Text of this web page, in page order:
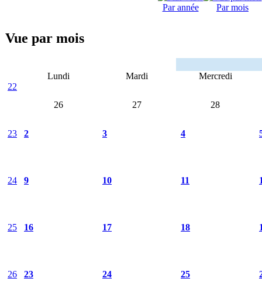
Par année Par mois
Vue par mois
Lundi Mardi
Mercredi
22
26
27 28
23 2 3 4
24 9 10 11
25 16 17 18
26 23 24 25